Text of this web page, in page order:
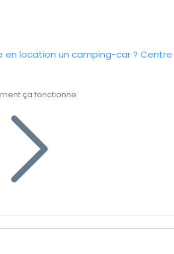
location un camping-car ?
ça fonctionne